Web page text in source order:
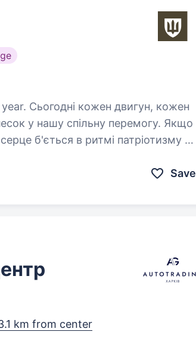
кожен
у нашу спільну перемогу. Якщо
б'ється в ритмі патріотизму —
Save
km from center